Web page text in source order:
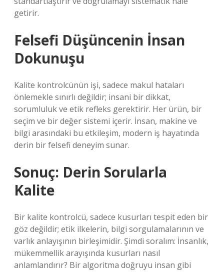
getirir.
Felsefi Düşüncenin İnsan
Dokunuşu
Kalite kontrolcünün işi, sadece makul hataları
önlemekle sınırlı değildir; insani bir dikkat,
sorumluluk ve etik refleks gerektirir. Her ürün, bir
seçim ve bir değer sistemi içerir. İnsan, makine ve
bilgi arasındaki bu etkileşim, modern iş hayatında
derin bir felsefi deneyim sunar.
Sonuç: Derin Sorularla
Kalite
Bir kalite kontrolcü, sadece kusurları tespit eden bir
göz değildir; etik ilkelerin, bilgi sorgulamalarının ve
varlık anlayışının birleşimidir. Şimdi soralım: İnsanlık,
mükemmellik arayışında kusurları nasıl
anlamlandırır? Bir algoritma doğruyu insan gibi